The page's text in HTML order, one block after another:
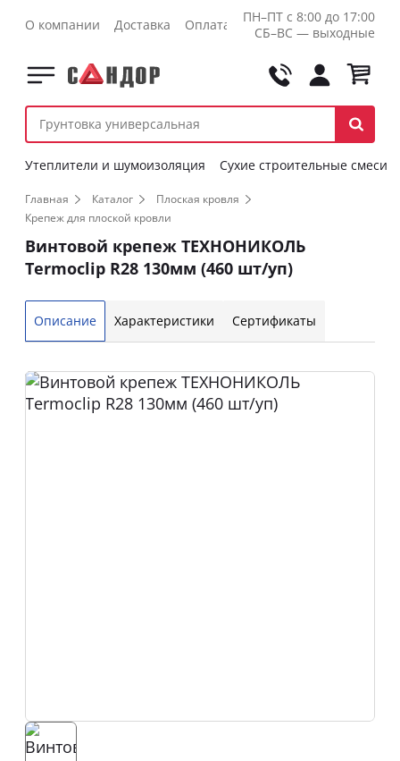
О компании Доставка Оплата Контакты Оптовикам
ПН–ПТ с 8:00 до 17:00
СБ–ВС — выходные
Утеплители и шумоизоляция Сухие строительные смеси
Главная Каталог
Плоская кровля
Крепеж для плоской кровли
Винтовой крепеж ТЕХНОНИКОЛЬ
Termoclip R28 130мм (460 шт/уп)
Описание Характеристики Сертификаты